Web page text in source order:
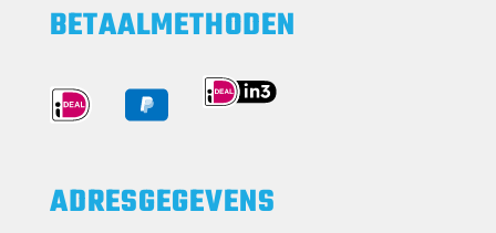
BETAALMETHODEN
ADRESGEGEVENS